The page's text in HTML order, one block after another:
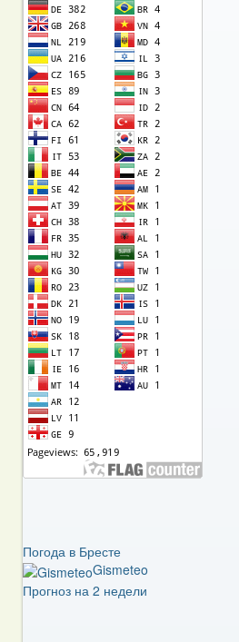
Погода в Бресте
Gismeteo
Прогноз на 2 недели